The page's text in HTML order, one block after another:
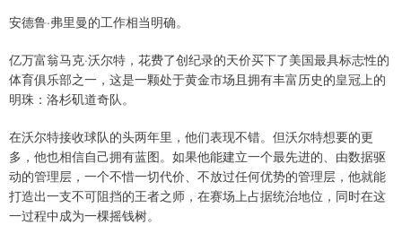
安德鲁·弗里曼的工作相当明确。
亿万富翁马克·沃尔特，花费了创纪录的天价买下了美国最具标志性的
体育俱乐部之一，这是一颗处于黄金市场且拥有丰富历史的皇冠上的
明珠：洛杉矶道奇队。
在沃尔特接收球队的头两年里，他们表现不错。但沃尔特想要的更
多，他也相信自己拥有蓝图。如果他能建立一个最先进的、由数据驱
动的管理层，一个不惜一切代价、不放过任何优势的管理层，他就能
打造出一支不可阻挡的王者之师，在赛场上占据统治地位，同时在这
一过程中成为一棵摇钱树。